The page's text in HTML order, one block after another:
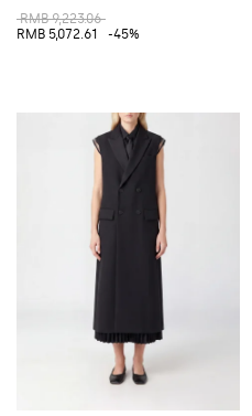
RMB 9,223.06
RMB 5,072.61
-45%